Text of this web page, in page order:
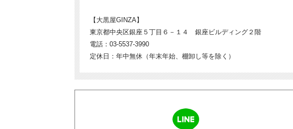
【大黒屋GINZA】
東京都中央区銀座５丁目６－１４ 銀座ビルディング２階
電話：03-5537-3990
定休日：年中無休（年末年始、棚卸し等を除く）